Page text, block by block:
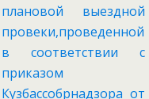
плановой выездной
провеки,проведенной
в соответствии с
приказом
Кузбассобрнадзора от